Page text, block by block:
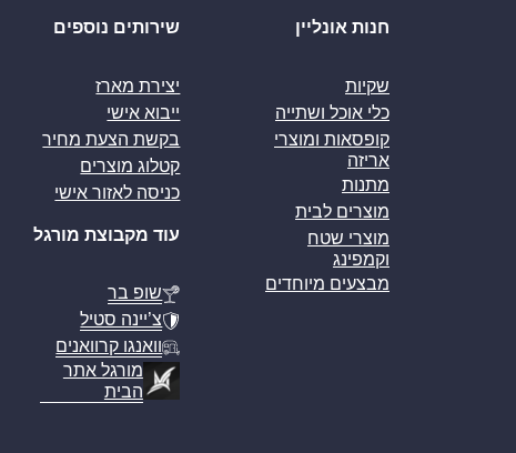
חנות אונליין
שקיות
כלי אוכל ושתייה
קופסאות ומוצרי
אריזה
מתנות
מוצרים לבית
מוצרי שטח
וקמפינג
מבצעים מיוחדים
שירותים נוספים
יצירת מארז
ייבוא אישי
בקשת הצעת מחיר
קטלוג מוצרים
כניסה לאזור אישי
עוד מקבוצת מורגל
שופ בר
צ’יינה סטיל
וואנגו קרוואנים
מורגל אתר
הבית